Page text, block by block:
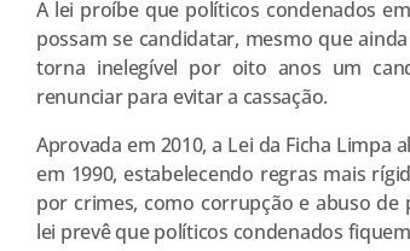
A lei proíbe que políticos condenados
possam se candidatar, mesmo que
torna inelegível por oito anos um
renunciar para evitar a cassação.
Aprovada em 2010, a Lei da Ficha Limpa
em 1990, estabelecendo regras mais
por crimes, como corrupção e abuso de
lei prevê que políticos condenados